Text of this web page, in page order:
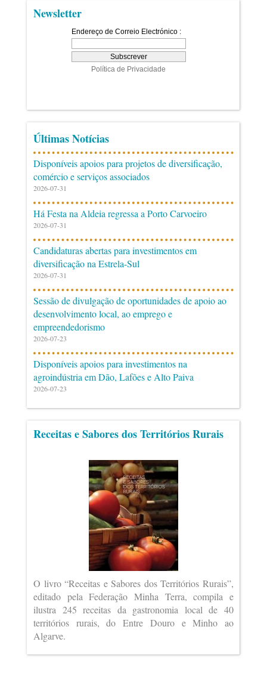
Newsletter
Últimas Notícias
Disponíveis apoios para projetos de diversificação,
comércio e serviços associados
2026-07-31
Há Festa na Aldeia regressa a Porto Carvoeiro
2026-07-31
Candidaturas abertas para investimentos em
diversificação na Estrela-Sul
2026-07-31
Sessão de divulgação de oportunidades de apoio ao
desenvolvimento local, ao emprego e
empreendedorismo
2026-07-23
Disponíveis apoios para investimentos na
agroindústria em Dão, Lafões e Alto Paiva
2026-07-23
Receitas e Sabores dos Territórios Rurais
O livro “Receitas e Sabores dos Territórios Rurais”,
editado pela Federação Minha Terra, compila e
ilustra 245 receitas da gastronomia local de 40
territórios rurais, do Entre Douro e Minho ao
Algarve.